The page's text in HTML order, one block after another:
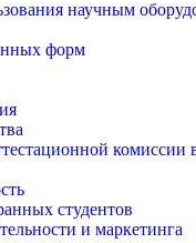
научным
форм
студентов
и маркетинга